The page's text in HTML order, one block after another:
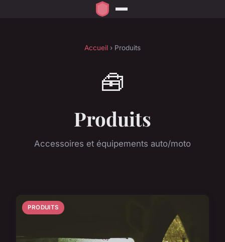
Accueil › Produits
🧰
Produits
Accessoires et équipements auto/moto
PRODUITS